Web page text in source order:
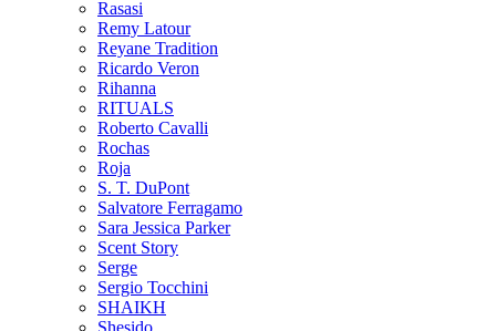
Rasasi
Remy Latour
Reyane Tradition
Ricardo Veron
Rihanna
RITUALS
Roberto Cavalli
Rochas
Roja
S. T. DuPont
Salvatore Ferragamo
Sara Jessica Parker
Scent Story
Serge
Sergio Tocchini
SHAIKH
Shesido